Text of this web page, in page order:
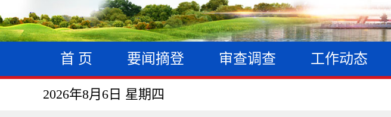
首 页 要闻摘登 审查调查 工作动态
2026年8月6日 星期四